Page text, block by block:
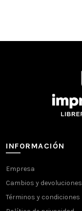
INFORMACIÓN
Empresa
Cambios y devoluciones
Términos y condiciones